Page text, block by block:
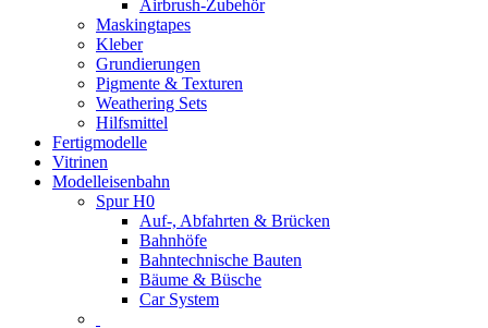
Airbrush-Zubehör
Maskingtapes
Kleber
Grundierungen
Pigmente & Texturen
Weathering Sets
Hilfsmittel
Fertigmodelle
Vitrinen
Modelleisenbahn
Spur H0
Auf-, Abfahrten & Brücken
Bahnhöfe
Bahntechnische Bauten
Bäume & Büsche
Car System